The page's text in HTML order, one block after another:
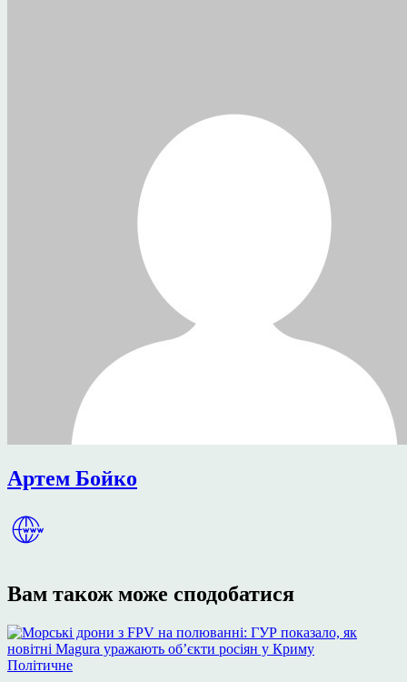
Артем Бойко
Вам також може сподобатися
Опублікувати
Політичне